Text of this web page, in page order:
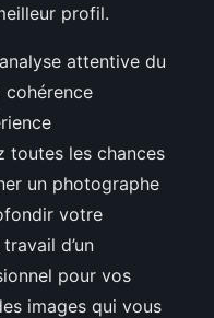
profil.
attentive du
toutes les chances
un photographe
votre
d’un
pour vos
images qui vous